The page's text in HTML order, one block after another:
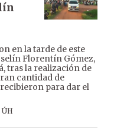
en la tarde de este
Florentín Gómez,
tras la realización de
cantidad de
para dar el